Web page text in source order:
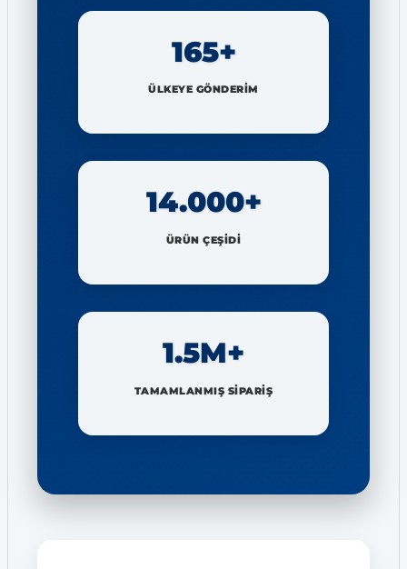
165+
ÜLKEYE GÖNDERİM
14.000+
ÜRÜN ÇEŞİDİ
1.5M+
TAMAMLANMIŞ SİPARİŞ